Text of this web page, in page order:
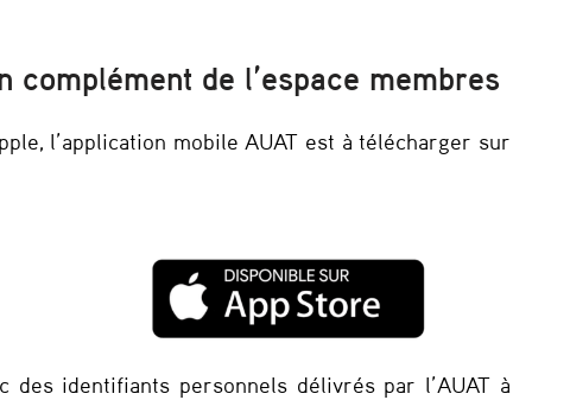
complément de l’espace membres
l’application mobile AUAT est à télécharger sur
des identifiants personnels délivrés par l’AUAT à